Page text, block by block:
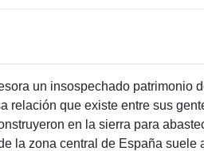
un insospechado patrimonio
relación que existe entre sus
en la sierra para
la zona central de España suele